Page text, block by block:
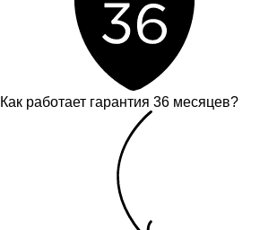
Как работает гарантия 36 месяцев?